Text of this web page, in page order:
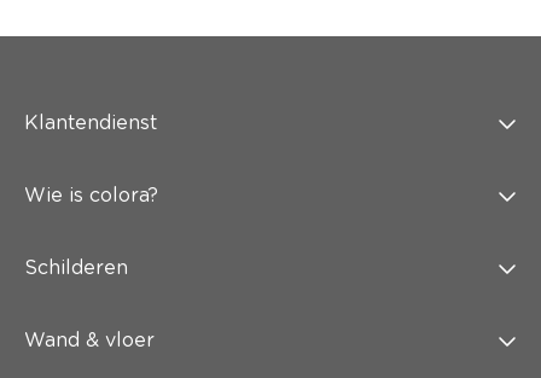
Klantendienst
Wie is colora?
Schilderen
Wand & vloer